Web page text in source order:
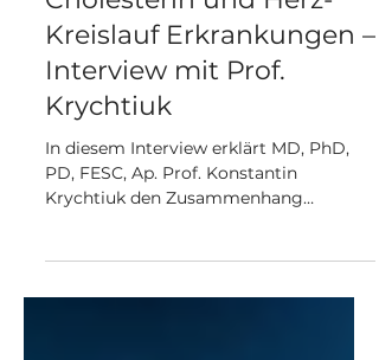
Cholesterin und Herz-
Kreislauf Erkrankungen –
Interview mit Prof.
Krychtiuk
In diesem Interview erklärt MD, PhD,
Herzerkrankungen. Er betont die